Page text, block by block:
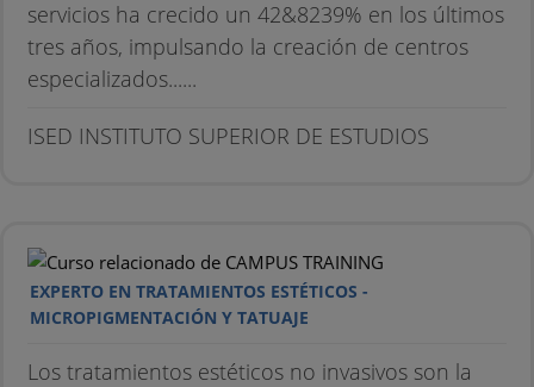
servicios ha crecido un 42&8239% en los últimos
tres años, impulsando la creación de centros
especializados......
ISED INSTITUTO SUPERIOR DE ESTUDIOS
EXPERTO EN TRATAMIENTOS ESTÉTICOS -
MICROPIGMENTACIÓN Y TATUAJE
Los tratamientos estéticos no invasivos son la